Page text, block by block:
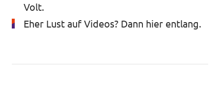
Volt.
Eher Lust auf Videos? Dann hier entlang.